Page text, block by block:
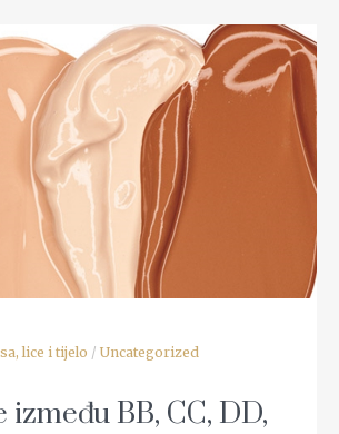
READ MORE
lice i tijelo / Uncategorized
između BB, CC, DD,